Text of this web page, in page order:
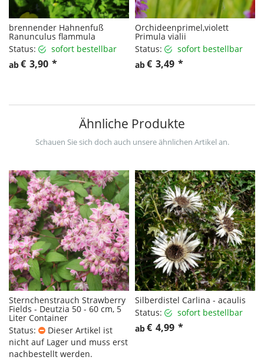
brennender Hahnenfuß
Ranunculus flammula
Status:
sofort bestellbar
ab€ 3,90 *
Orchideenprimel,violett
Primula vialii
Status:
sofort bestellbar
ab€ 3,49 *
Ähnliche Produkte
Schauen Sie sich doch auch unsere ähnlichen Artikel an.
Sternchenstrauch Strawberry
Fields - Deutzia 50 - 60 cm, 5
Liter Container
Status:
Dieser Artikel ist
nicht auf Lager und muss erst
nachbestellt werden.
Silberdistel Carlina - acaulis
Status:
sofort bestellbar
ab€ 4,99 *